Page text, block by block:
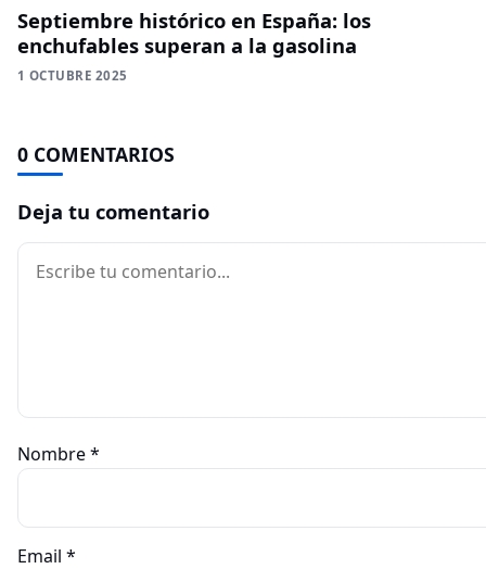
Septiembre histórico en España: los
enchufables superan a la gasolina
1 OCTUBRE 2025
0 COMENTARIOS
Deja tu comentario
Comentario
Nombre*
Email *